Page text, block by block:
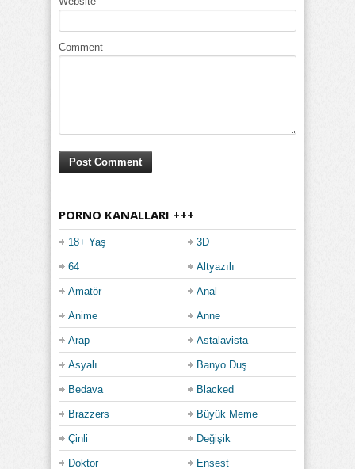
Comment
PORNO KANALLARI +++
18+ Yaş 3D
64 Altyazılı
Amatör Anal
Anime Anne
Arap Astalavista
Asyalı Banyo Duş
Bedava Blacked
Brazzers Büyük Meme
Çinli Değişik
Doktor Ensest